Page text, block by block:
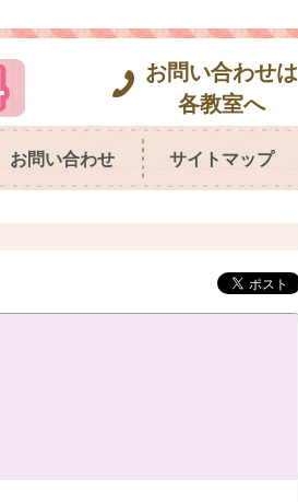
お問い合わせは
各教室へ
お問い合わせ サイトマップ